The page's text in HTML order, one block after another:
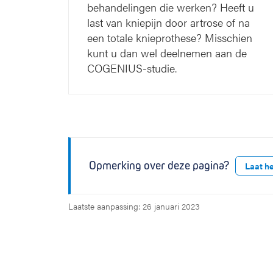
behandelingen die werken? Heeft u
last van kniepijn door artrose of na
een totale knieprothese? Misschien
kunt u dan wel deelnemen aan de
COGENIUS-studie.
Opmerking over deze pagina? Laat
Laatste aanpassing: 26 januari 2023